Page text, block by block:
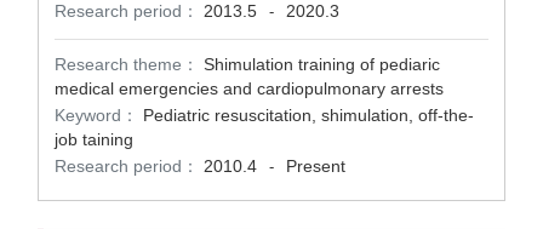
Research period：
2013.5 - 2020.3
Research theme：
Shimulation training of pediaric
medical emergencies and cardiopulmonary arrests
Keyword：
Pediatric resuscitation, shimulation, off-the-
job taining
Research period：
2010.4 - Present